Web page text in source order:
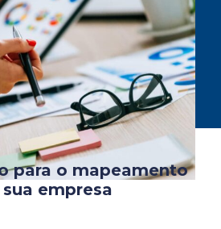
para o mapeamento
empresa